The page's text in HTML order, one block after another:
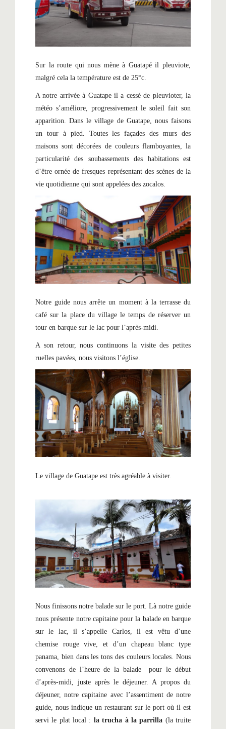
Sur la route qui nous mène à Guatapé il pleuviote,
malgré cela la température est de 25°c.
A notre arrivée à Guatape il a cessé de pleuvioter, la
météo s’améliore, progressivement le soleil fait son
apparition. Dans le village de Guatape, nous faisons
un tour à pied. Toutes les façades des murs des
maisons sont décorées de couleurs flamboyantes, la
particularité des soubassements des habitations est
d’être ornée de fresques représentant des scènes de la
vie quotidienne qui sont appelées des zocalos.
Notre guide nous arrête un moment à la terrasse du
café sur la place du village le temps de réserver un
tour en barque sur le lac pour l’après-midi.
A son retour, nous continuons la visite des petites
ruelles pavées, nous visitons l’église.
Le village de Guatape est très agréable à visiter.
Nous finissons notre balade sur le port. Là notre guide
nous présente notre capitaine pour la balade en barque
sur le lac, il s’appelle Carlos, il est vêtu d’une
chemise rouge vive, et d’un chapeau blanc type
panama, bien dans les tons des couleurs locales. Nous
convenons de l’heure de la balade pour le début
d’après-midi, juste après le déjeuner. A propos du
déjeuner, notre capitaine avec l’assentiment de notre
guide, nous indique un restaurant sur le port où il est
servi le plat local : la trucha à la parrilla (la truite